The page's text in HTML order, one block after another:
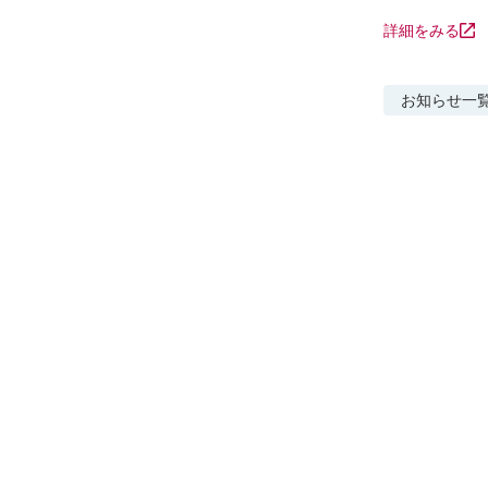
詳細をみる
お知らせ一